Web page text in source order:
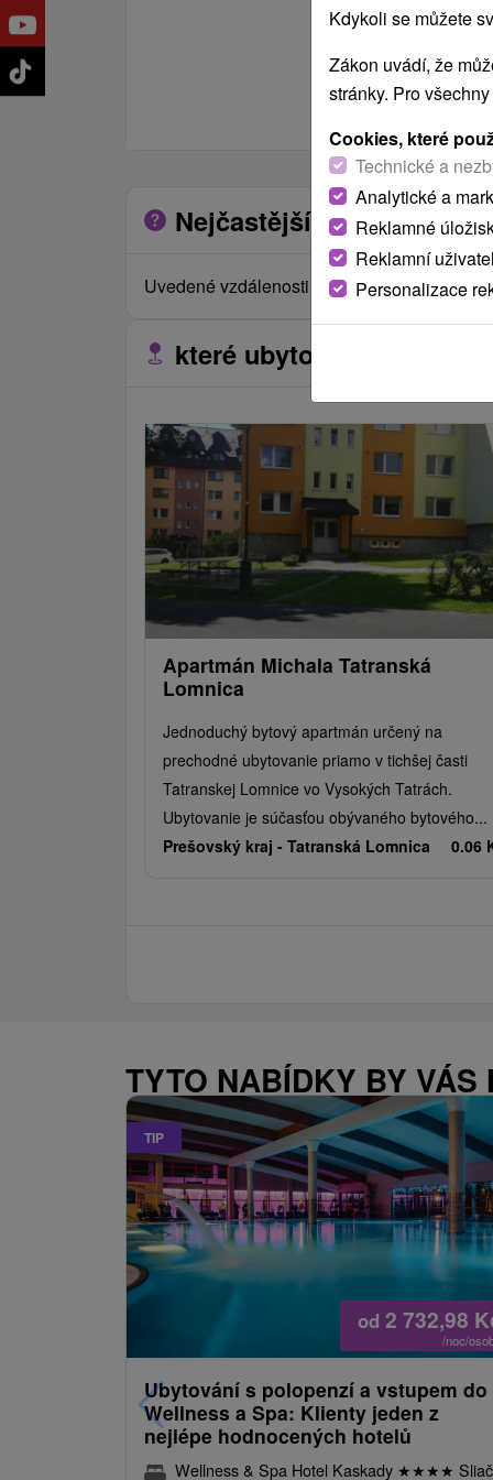
Nejčastější otázky o
Uvedené vzdálenosti jsou měřeny
které ubytovací zařízení
Apartmán Michala Tatranská
Lomnica
Jednoduchý bytový apartmán určený na
prechodné ubytovanie priamo v tichšej časti
Tatranskej Lomnice vo Vysokých Tatrách.
Ubytovanie je súčasťou obývaného bytového...
Prešovský kraj - Tatranská Lomnica 0.06
TYTO NABÍDKY BY VÁS
TIP
od 2 732,98
/noc/
Ubytování s polopenzí a vstupem do
Wellness a Spa: Klienty jeden z
nejlépe hodnocených hotelů
Wellness & Spa Hotel Kaskady ★★★★ Sliač
Kdykoli se můžete
Zákon uvádí, že
stránky. Pro
Cookies, které
Technické a
Analytické a
Reklamné
Reklamní
Personalizace